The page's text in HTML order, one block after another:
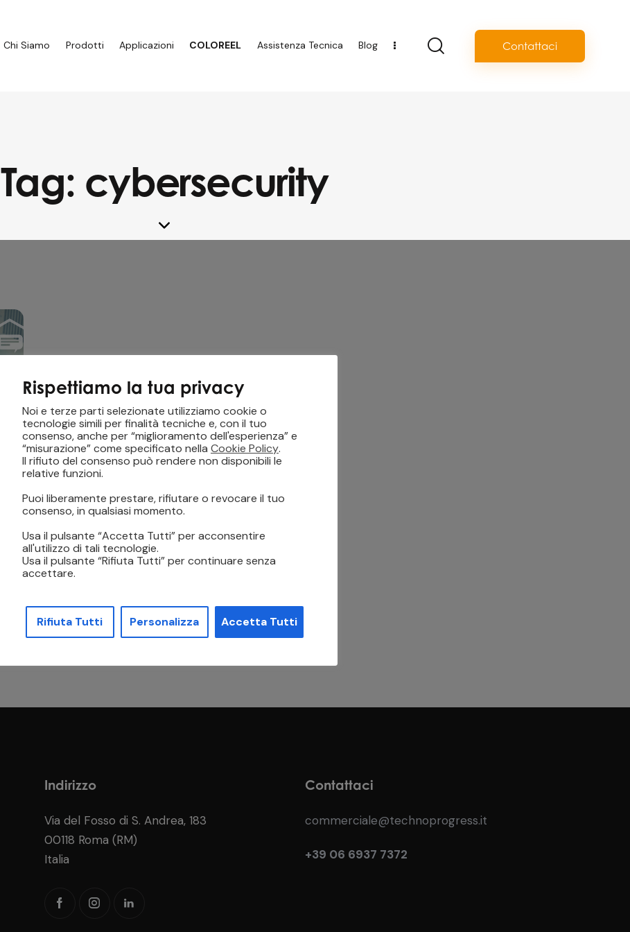
Chi Siamo Prodotti Applicazioni COLOREEL Assistenza Tecnica Blog Contattaci
Tag: cybersecurity
Indirizzo
Via del Fosso di S. Andrea, 183
00118 Roma (RM)
Italia
Contattaci
commerciale@technoprogress.it
+39 06 6937 7372
Rispettiamo la tua privacy
Noi e terze parti selezionate utilizziamo cookie o
tecnologie simili per finalità tecniche e, con il tuo
consenso, anche per “miglioramento dell'esperienza” e
“misurazione” come specificato nella Cookie Policy.
Il rifiuto del consenso può rendere non disponibili le
relative funzioni.
Puoi liberamente prestare, rifiutare o revocare il tuo
consenso, in qualsiasi momento.
Usa il pulsante “Accetta Tutti” per acconsentire
all'utilizzo di tali tecnologie.
Usa il pulsante “Rifiuta Tutti” per continuare senza
accettare.
Rifiuta Tutti Personalizza Accetta Tutti